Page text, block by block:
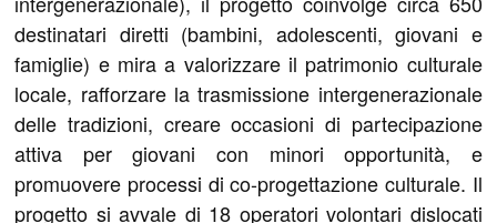
destinatari diretti (bambini, adolescenti, giovani e
famiglie) e mira a valorizzare il patrimonio culturale
locale, rafforzare la trasmissione intergenerazionale
delle tradizioni, creare occasioni di partecipazione
attiva per giovani con minori opportunità, e
promuovere processi di co-progettazione culturale. Il
progetto si avvale di 18 operatori volontari dislocati